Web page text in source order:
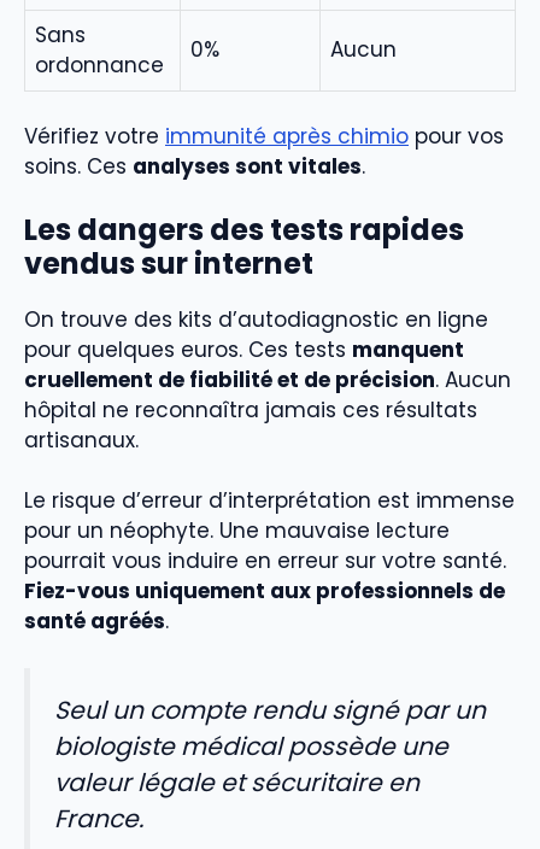
Sans
ordonnance
0% Aucun
Vérifiez votre immunité après chimio pour vos
soins. Ces analyses sont vitales.
Les dangers des tests rapides
vendus sur internet
On trouve des kits d’autodiagnostic en ligne
pour quelques euros. Ces tests manquent
cruellement de fiabilité et de précision. Aucun
hôpital ne reconnaîtra jamais ces résultats
artisanaux.
Le risque d’erreur d’interprétation est immense
pour un néophyte. Une mauvaise lecture
pourrait vous induire en erreur sur votre santé.
Fiez-vous uniquement aux professionnels de
santé agréés.
Seul un compte rendu signé par un
biologiste médical possède une
valeur légale et sécuritaire en
France.